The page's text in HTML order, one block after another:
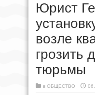
Юрист
возле
грозить
тюрьмы
в ОБЩЕСТВО